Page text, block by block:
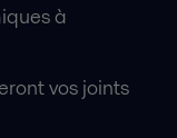
à
vos joints